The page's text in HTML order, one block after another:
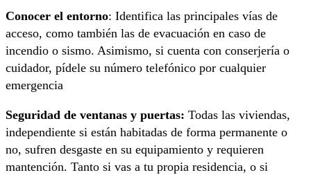
Conocer el entorno: Identifica las principales vías de
acceso, como también las de evacuación en caso de
incendio o sismo. Asimismo, si cuenta con conserjería o
cuidador, pídele su número telefónico por cualquier
emergencia
Seguridad de ventanas y puertas: Todas las viviendas,
independiente si están habitadas de forma permanente o
no, sufren desgaste en su equipamiento y requieren
mantención. Tanto si vas a tu propia residencia, o si